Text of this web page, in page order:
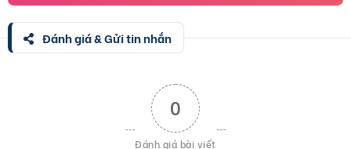
Đánh giá & Gửi tin nhắn
0
Đánh giá bài viết